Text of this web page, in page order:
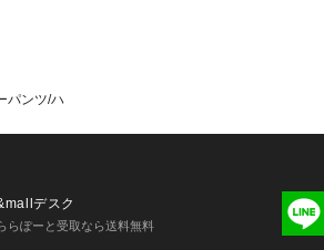
表裏に出し入れできるスピンドルで、ベ
能。
ブな動きにも対応可能ですので、自転車
には特におすすめです。
パンツ/ハ
デスク
らぽーと受取なら送料無料